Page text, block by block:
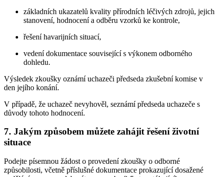
základních ukazatelů kvality přírodních léčivých zdrojů, jejich
stanovení, hodnocení a odběru vzorků ke kontrole,
řešení havarijních situací,
vedení dokumentace související s výkonem odborného
dohledu.
Výsledek zkoušky oznámí uchazeči předseda zkušební komise v
den jejího konání.
V případě, že uchazeč nevyhověl, seznámí předseda uchazeče s
důvody tohoto hodnocení.
7. Jakým způsobem můžete zahájit řešení životní
situace
Podejte písemnou žádost o provedení zkoušky o odborné
způsobilosti, včetně příslušné dokumentace prokazující dosažené